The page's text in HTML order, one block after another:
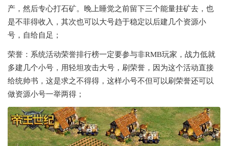
产，然后专心打石矿。晚上睡觉之前留下三个能量挂矿去，也
是不菲得收入，其次也可以大号趋于稳定以后建几个资源小
号，自给自足；
荣誉：系统活动荣誉排行榜一定要参与非RMB玩家，战力低就
多建几个小号，用轻坦攻击大号，刷荣誉，因为这个活动直接
给统帅书，这是求之不得得，这样小号不但可以刷荣誉还可以
做资源小号一举两得；